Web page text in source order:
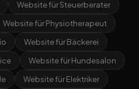
Website für Steuerberater
Website für Physiotherapeut
Website für Bäckerei
Website für Hundesalon
Website für Elektriker